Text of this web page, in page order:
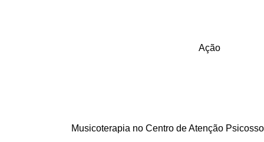
Ação
Musicoterapia no Centro de Atenção